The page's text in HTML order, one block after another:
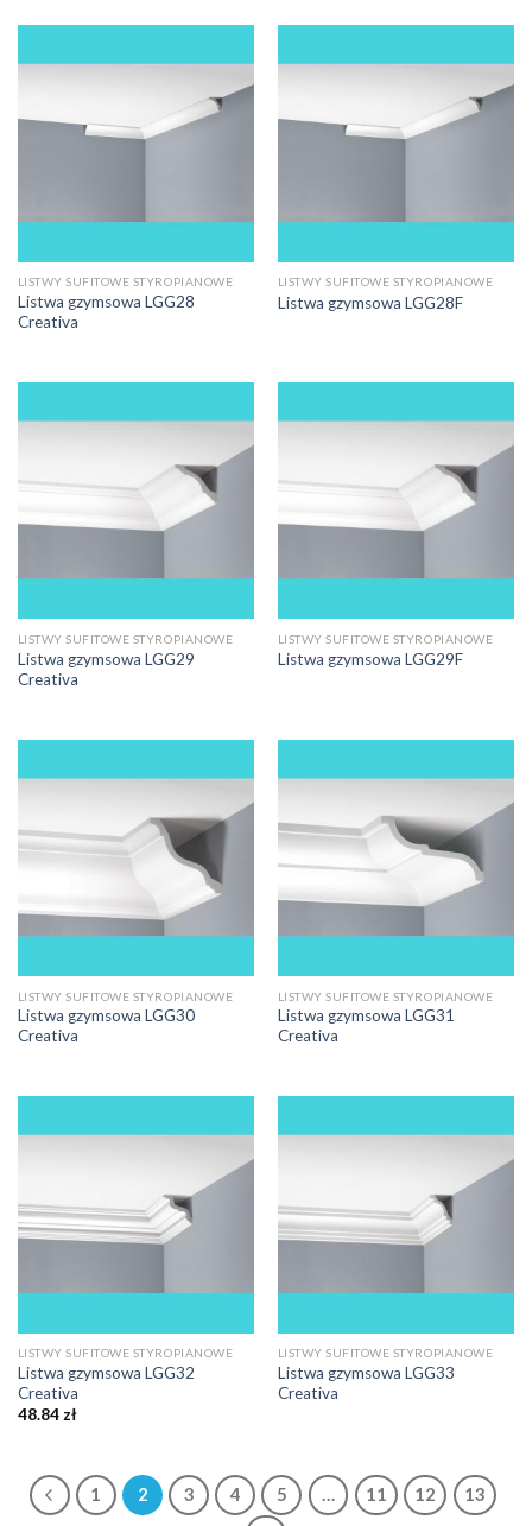
LISTWY SUFITOWE STYROPIANOWE
Listwa gzymsowa LGG28
Creativa
LISTWY SUFITOWE STYROPIANOWE
Listwa gzymsowa LGG28F
LISTWY SUFITOWE STYROPIANOWE
Listwa gzymsowa LGG29
Creativa
LISTWY SUFITOWE STYROPIANOWE
Listwa gzymsowa LGG29F
LISTWY SUFITOWE STYROPIANOWE
Listwa gzymsowa LGG30
Creativa
LISTWY SUFITOWE STYROPIANOWE
Listwa gzymsowa LGG31
Creativa
LISTWY SUFITOWE STYROPIANOWE
Listwa gzymsowa LGG32
Creativa
48.84zł
LISTWY SUFITOWE STYROPIANOWE
Listwa gzymsowa LGG33
Creativa
1 2 3 4 5 … 11 12 13